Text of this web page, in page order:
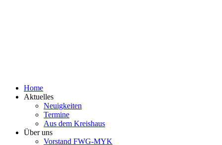
Home
Aktuelles
Neuigkeiten
Termine
Aus dem Kreishaus
Über uns
Vorstand FWG-MYK